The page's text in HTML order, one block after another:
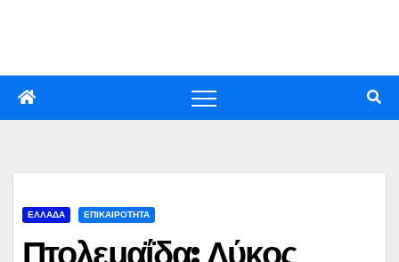
ΕΛΛΑΔΑ ΕΠΙΚΑΙΡΟΤΗΤΑ
Πτολεμαΐδα: Λύκος